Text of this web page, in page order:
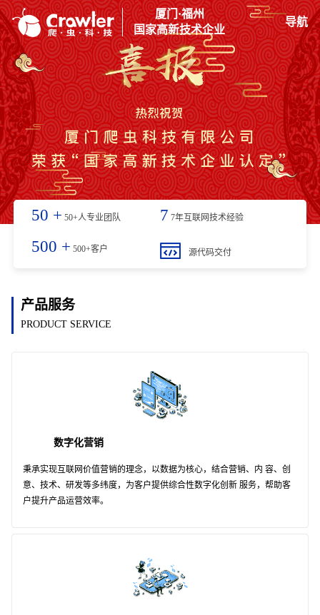
厦门·福州
国家高新技术企业
导航
50 + 50+人专业团队 7 7年互联网技术经验
500 + 500+客户 源代码交付
产品服务
PRODUCT SERVICE
数字化营销
秉承实现互联网价值营销的理念，以数据为核心，结合营销、内 容、创
意、技术、研发等多纬度，为客户提供综合性数字化创新 服务，帮助客
户提升产品运营效率。